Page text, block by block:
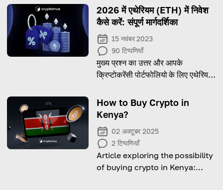
2026 में एथेरियम (ETH) में निवेश
कैसे करें: संपूर्ण मार्गदर्शिका
15 नवंबर 2023
90 टिप्पणियाँ
मुख्य प्रश्न का उत्तर और आपके
क्रिप्टोकरेंसी पोर्टफोलियो के लिए एथेरियम
How to Buy Crypto in
Kenya?
02 अक्टूबर 2025
2 टिप्पणियाँ
Article exploring the possibility
of buying crypto in Kenya: